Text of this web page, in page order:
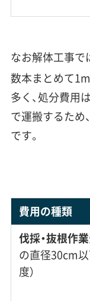
なお解体工事で
数本まとめて1m
多く、処分費用
で運搬するため
です。
費用の種類
伐採・抜根作
の直径30cm
度）